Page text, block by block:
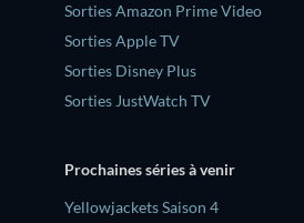
Sorties Amazon Prime Video
Sorties Apple TV
Sorties Disney Plus
Sorties JustWatch TV
Prochaines séries à venir
Yellowjackets Saison 4